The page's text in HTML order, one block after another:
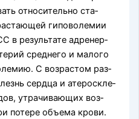
относительно ста­
гиповолемии
в результате адренер­
среднего и малого
С возрастом раз­
сердца и атероскле­
утрачивающих воз­
потере объема крови.